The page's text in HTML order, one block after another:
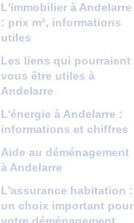
L'immobilier à Andelarre
: prix m², informations
utiles
Les liens qui pourraient
vous être utiles à
Andelarre
L'énergie à Andelarre :
informations et chiffres
Aide au déménagement
à Andelarre
L'assurance habitation :
un choix important pour